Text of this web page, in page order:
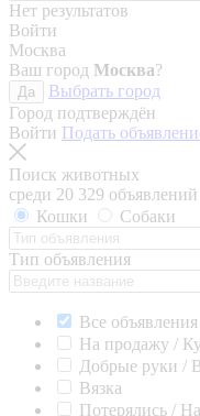
Нет результатов
Войти
Москва
Ваш город Москва?
Да
Выбрать город
Город подтверждён
Войти Подать
Поиск животных
среди 20 329 объявлений
Кошки
Собаки
Тип объявления
Все объявления
На продажу /
Добрые руки /
Вязка
Потерялись /